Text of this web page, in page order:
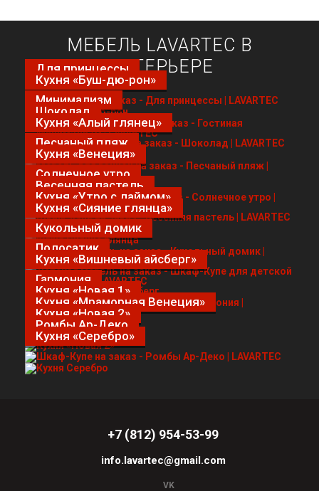
МЕБЕЛЬ LAVARTEC В
ИНТЕРЬЕРЕ
Для принцессы
Кухня «Буш-дю-рон»
Минимализм
Шоколад
Кухня «Алый глянец»
Песчаный пляж
Кухня «Венеция»
Солнечное утро
Весенняя пастель
Кухня «Утро с лаймом»
Кухня «Сияние глянца»
Кукольный домик
Полосатик
Кухня «Вишневый айсберг»
Гармония
Кухня «Новая 1»
Кухня «Мраморная Венеция»
Кухня «Новая 2»
Ромбы Ар-Деко
Кухня «Серебро»
+7 (812) 954-53-99
info.lavartec@gmail.com
VK